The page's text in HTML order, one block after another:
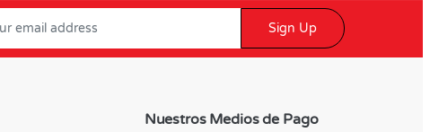
Sign Up
Nuestros Medios de Pago